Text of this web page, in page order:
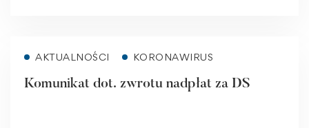
AKTUALNOŚCI KORONAWIRUS
Komunikat dot. zwrotu nadpłat za DS